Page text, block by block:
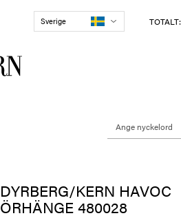
Sverige TOTALT:
DYRBERG/KERN HAVOC
ÖRHÄNGE 480028